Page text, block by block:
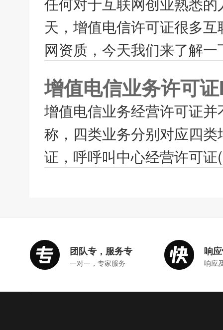
天，增值电信许可证很多
网资质，今天我们来了解
增值电信业务许可
增值电信业务经营许可证
称，四类业务分别对应四
证，呼呼叫中心经营许可
团队专，服务专
一对一，专家服务
响
响应